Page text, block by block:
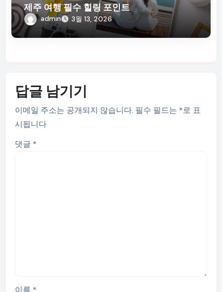
제주 여행 필수 힐링 포인트
admin 3월 13, 2026
답글 남기기
이메일 주소는 공개되지 않습니다. 필수 필드는 *로 표
시됩니다
댓글 *
이름 *